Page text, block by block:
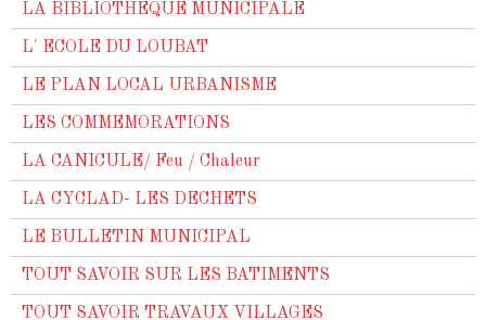
LA BIBLIOTHEQUE MUNICIPALE
L' ECOLE DU LOUBAT
LE PLAN LOCAL URBANISME
LES COMMEMORATIONS
LA CANICULE/ Feu / Chaleur
LA CYCLAD- LES DECHETS
LE BULLETIN MUNICIPAL
TOUT SAVOIR SUR LES BATIMENTS
TOUT SAVOIR TRAVAUX VILLAGES